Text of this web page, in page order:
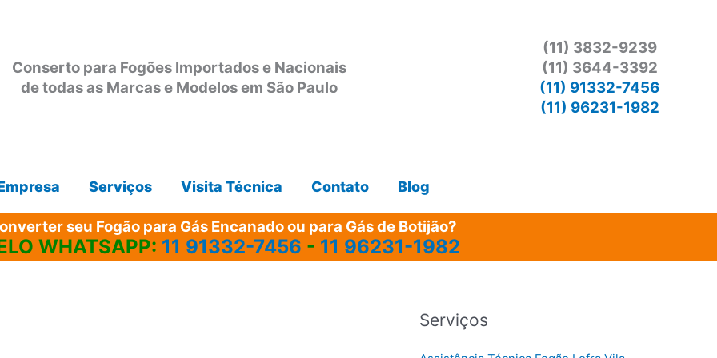
Conserto para Fogões Importados e Nacionais
de todas as Marcas e Modelos em São Paulo
(11) 3832-9239
(11) 3644-3392
(11) 91332-7456
(11) 96231-1982
Serviços Visita Técnica Contato Blog
seu Fogão para Gás Encanado ou para Gás de Botijão?
WHATSAPP: 11 91332-7456 - 11 96231-1982
Serviços